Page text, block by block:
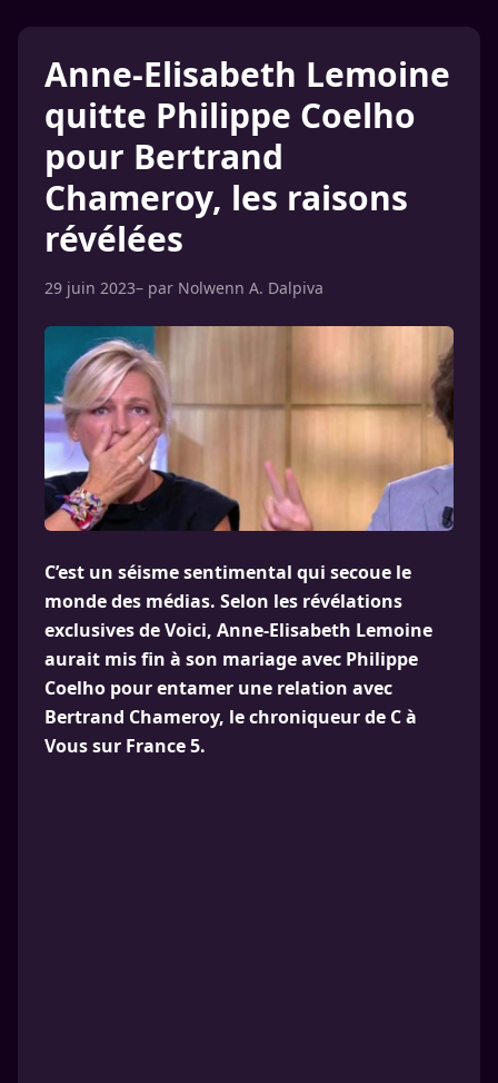
Anne-Elisabeth Lemoine
quitte Philippe Coelho
pour Bertrand
Chameroy, les raisons
révélées
29 juin 2023– par Nolwenn A. Dalpiva
C’est un séisme sentimental qui secoue le
monde des médias. Selon les révélations
exclusives de Voici, Anne-Elisabeth Lemoine
aurait mis fin à son mariage avec Philippe
Coelho pour entamer une relation avec
Bertrand Chameroy, le chroniqueur de C à
Vous sur France 5.